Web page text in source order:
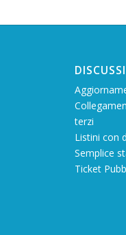
terzi
Listini con
Semplice
Ticket